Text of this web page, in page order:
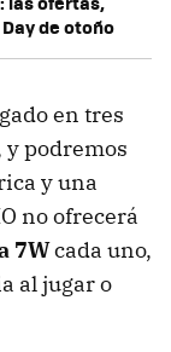
de otoño
en tres
y podremos
y una
no ofrecerá
7Wcada uno,
al jugar o